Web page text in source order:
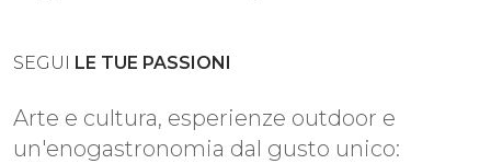
SEGUI LE TUE PASSIONI
Arte e cultura, esperienze outdoor e
un'enogastronomia dal gusto unico: